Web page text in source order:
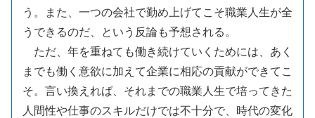
う。また、一つの会社で勤め上げてこそ職業人生が全
うできるのだ、という反論も予想される。
ただ、年を重ねても働き続けていくためには、あく
までも働く意欲に加えて企業に相応の貢献ができてこ
そ。言い換えれば、それまでの職業人生で培ってきた
人間性や仕事のスキルだけでは不十分で、時代の変化